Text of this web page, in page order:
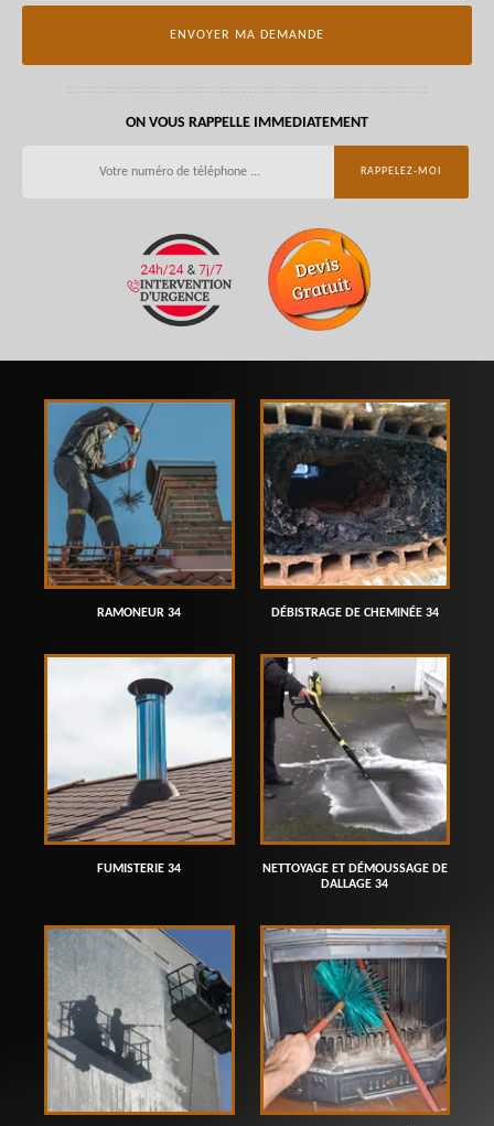
ON VOUS RAPPELLE IMMEDIATEMENT
RAMONEUR 34 DÉBISTRAGE DE CHEMINÉE 34
FUMISTERIE 34
NETTOYAGE ET DÉMOUSSAGE DE
DALLAGE 34